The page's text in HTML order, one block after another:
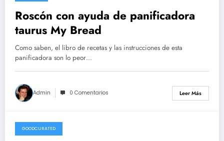
Roscón con ayuda de panificadora
taurus My Bread
Como saben, el libro de recetas y las instrucciones de esta
panificadora son lo peor…
Admin 0 Comentarios Leer Más
21/02/2021
GOODCURATED